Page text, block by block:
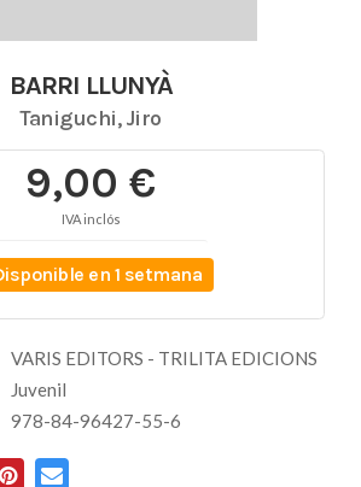
BARRI LLUNYÀ
Taniguchi, Jiro
9,00 €
IVA inclós
en 1 setmana
VARIS EDITORS - TRILITA EDICIONS
Juvenil
978-84-96427-55-6